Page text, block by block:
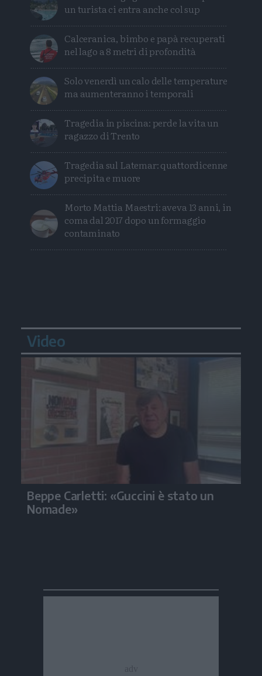
un turista ci entra anche col sup
Calceranica, bimbo e papà recuperati
nel lago a 8 metri di profondità
Solo venerdì un calo delle temperature
ma aumenteranno i temporali
Tragedia in piscina: perde la vita un
ragazzo di Trento
Tragedia sul Latemar: quattordicenne
precipita e muore
Morto Mattia Maestri: aveva 13 anni, in
coma dal 2017 dopo un formaggio
contaminato
Video
Beppe Carletti: «Guccini è stato un
Nomade»